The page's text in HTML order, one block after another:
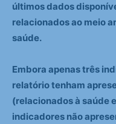
últimos dados
relacionados ao meio
saúde.
Embora apenas três
relatório tenham
(relacionados à saúde
indicadores não